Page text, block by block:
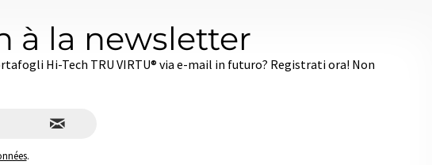
à la newsletter
Hi-Tech TRU VIRTU® via e-mail in futuro? Registrati ora! Non
.